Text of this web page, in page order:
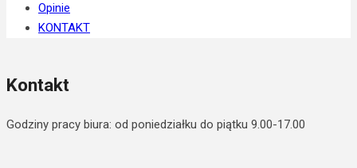
Opinie
KONTAKT
Kontakt
Godziny pracy biura: od poniedziałku do piątku 9.00-17.00